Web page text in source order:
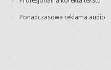
Ponadczasowa reklama audio